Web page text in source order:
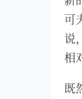
可
说
相
既